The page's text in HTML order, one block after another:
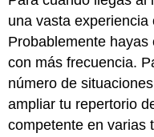
una vasta
Probablemente
con más frecuencia.
número de
ampliar tu repertorio
competente en varias